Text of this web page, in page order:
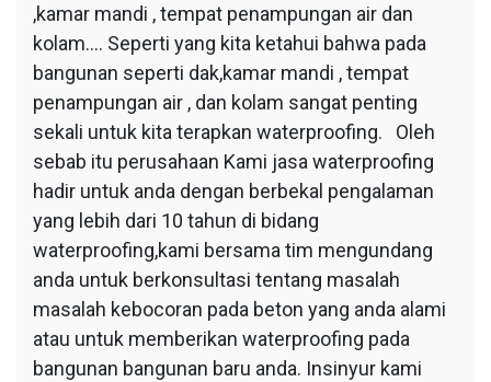
,kamar mandi , tempat penampungan air dan
kolam…. Seperti yang kita ketahui bahwa pada
bangunan seperti dak,kamar mandi , tempat
penampungan air , dan kolam sangat penting
sekali untuk kita terapkan waterproofing. Oleh
sebab itu perusahaan Kami jasa waterproofing
hadir untuk anda dengan berbekal pengalaman
yang lebih dari 10 tahun di bidang
waterproofing,kami bersama tim mengundang
anda untuk berkonsultasi tentang masalah
masalah kebocoran pada beton yang anda alami
atau untuk memberikan waterproofing pada
bangunan bangunan baru anda. Insinyur kami